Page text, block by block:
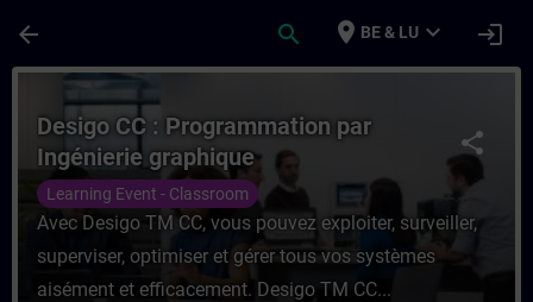
arrow_back search place BE & LU expand_more login
Cours - Desigo CC : Programmation par
share
Desigo CC : Programmation par
Ingénierie graphique
Learning Event - Classroom
Avec Desigo TM CC, vous pouvez exploiter, surveiller,
superviser, optimiser et gérer tous vos systèmes
aisément et efficacement. Desigo TM CC...